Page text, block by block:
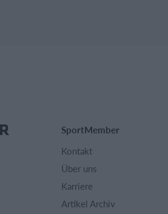
SportMember
Kontakt
Über uns
Karriere
Artikel Archiv